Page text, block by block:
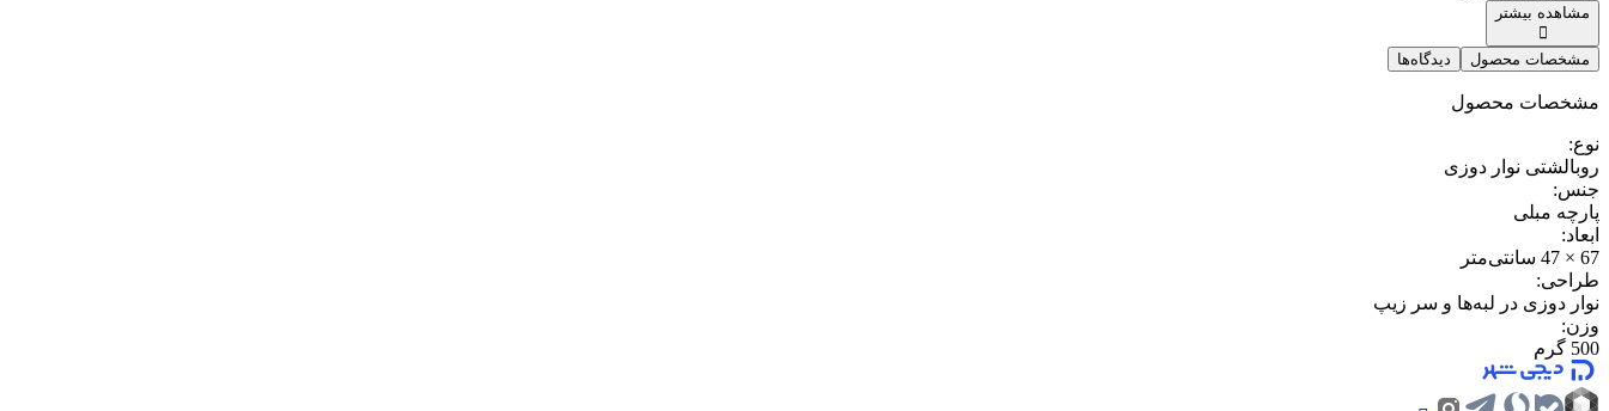
مشاهده بیشتر
مشخصات محصول دیدگاه‌ها
مشخصات محصول
نوع:
روبالشتی نوار دوزی
جنس:
پارچه مبلی
ابعاد:
67 × 47 سانتی‌متر
طراحی:
نوار دوزی در لبه‌ها و سر زیپ
وزن:
500 گرم